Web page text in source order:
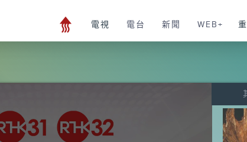
電視 電台 新聞 WEB+